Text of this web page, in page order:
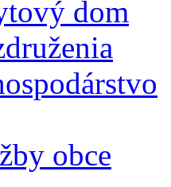
dom
obce